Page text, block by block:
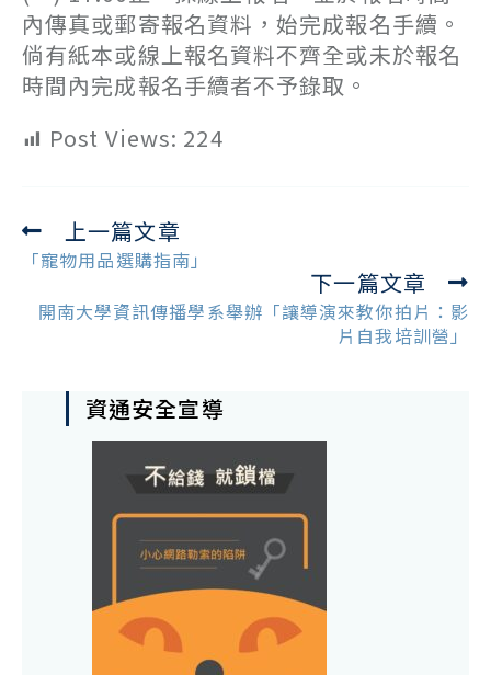
內傳真或郵寄報名資料，始完成報名手續。
倘有紙本或線上報名資料不齊全或未於報名
時間內完成報名手續者不予錄取。
Post Views: 224
Read
more
上一篇文章
「寵物用品選購指南」
下一篇文章
開南大學資訊傳播學系舉辦「讓導演來教你拍片：影
片自我培訓營」
資通安全宣導